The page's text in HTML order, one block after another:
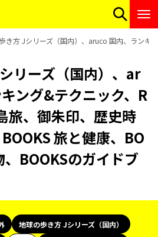
き方 Jシリーズ（国内）、aruco 国内、ランキ
リーズ（国内）、ar
ング&テクニック、R
、御朱印、歴史時
旅と健康、BO
、BOOKSのガイドブ
地球の歩き方 Jシリーズ（国内）